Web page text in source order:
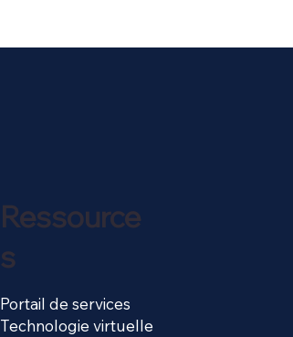
Ressource
s
Portail de services
Technologie virtuelle